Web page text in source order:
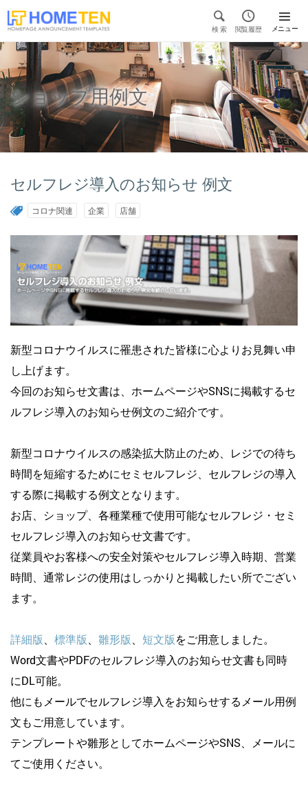

検 索

閲覧履歴 メニュー

ショップ用例文
セルフレジ導入のお知らせ 例文
コロナ関連 企業 店舗
新型コロナウイルスに罹患された皆様に心よりお見舞い申
し上げます。
今回のお知らせ文書は、ホームページやSNSに掲載するセ
ルフレジ導入のお知らせ例文のご紹介です。
新型コロナウイルスの感染拡大防止のため、レジでの待ち
時間を短縮するためにセミセルフレジ、セルフレジの導入
する際に掲載する例文となります。
お店、ショップ、各種業種で使用可能なセルフレジ・セミ
セルフレジ導入のお知らせ文書です。
従業員やお客様への安全対策やセルフレジ導入時期、営業
時間、通常レジの使用はしっかりと掲載したい所でござい
ます。
詳細版 標準版 雛形版 短文版をご用意しました。
Word文書やPDFのセルフレジ導入のお知らせ文書も同時
にDL可能。
他にもメールでセルフレジ導入をお知らせするメール用例
文もご用意しています。
テンプレートや雛形としてホームページやSNS、メールに
てご使用ください。